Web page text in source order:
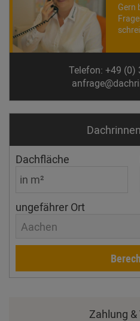
Gern
Telefon: +49 (0)
Dachfläche
ungefährer Ort
Aachen
Zahlung &